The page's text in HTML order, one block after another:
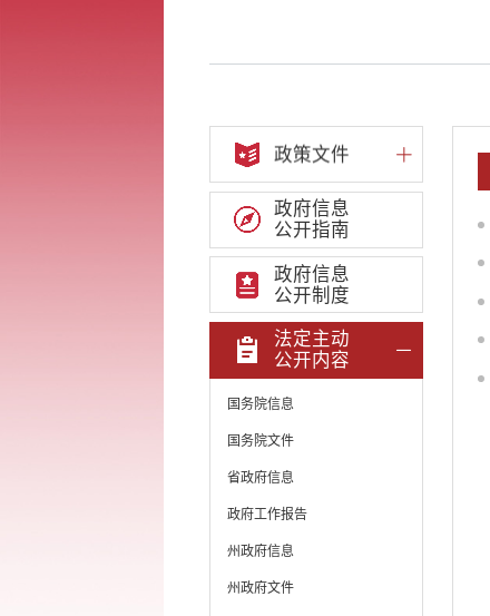
政策文件
政府信息
公开指南
政府信息
公开制度
法定主动
公开内容
国务院信息
国务院文件
省政府信息
政府工作报告
州政府信息
州政府文件